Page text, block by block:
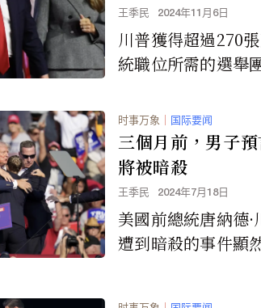
王季民 2024年11月6日
川普獲得超過270
統職位所需的選舉
地區產生可能是深
的經濟影響。
时事万象 ｜ 国际要闻
三個月前，男子
將被暗殺
王季民 2024年7月18日
美國前總統唐納德·
遭到暗殺的事件顯